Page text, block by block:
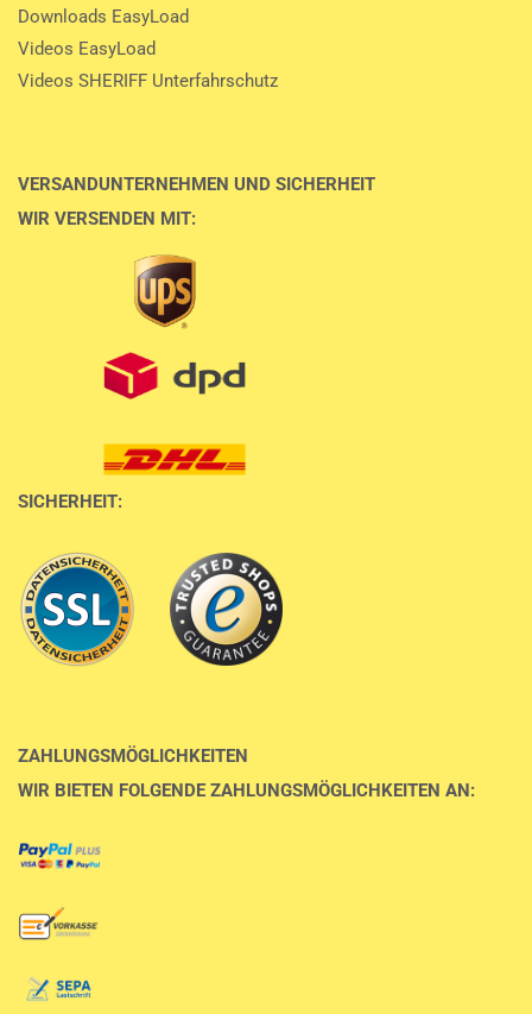
Downloads EasyLoad
Videos EasyLoad
Videos SHERIFF Unterfahrschutz
VERSANDUNTERNEHMEN UND SICHERHEIT
WIR VERSENDEN MIT:
SICHERHEIT:
ZAHLUNGSMÖGLICHKEITEN
WIR BIETEN FOLGENDE ZAHLUNGSMÖGLICHKEITEN AN: